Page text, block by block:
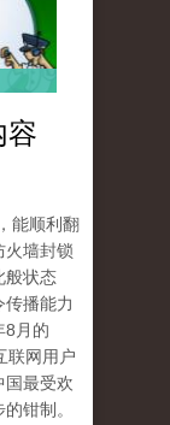
容
能顺利翻
火墙封锁
般状态
播能力
8月的
联网用户
国最受欢
钳制。